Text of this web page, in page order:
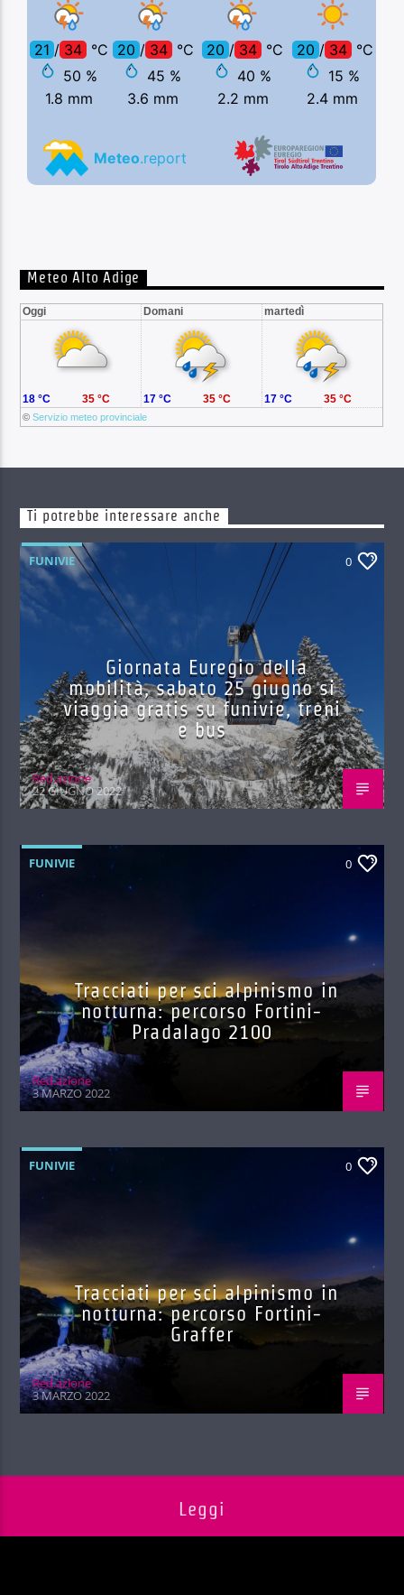
Meteo Alto Adige
Oggi Domani martedì
©Servizio meteo provinciale
18 °C 35 °C 17 °C 35 °C 17 °C 35 °C
Ti potrebbe interessare anche
FUNIVIE 0
Giornata Euregio della
mobilità, sabato 25 giugno si
viaggia gratis su funivie, treni
e bus
Red.azione
22 GIUGNO 2022
FUNIVIE 0
Tracciati per sci alpinismo in
notturna: percorso Fortini-
Pradalago 2100
Red.azione
3 MARZO 2022
FUNIVIE 0
Tracciati per sci alpinismo in
notturna: percorso Fortini-
Graffer
Red.azione
3 MARZO 2022
Leggi